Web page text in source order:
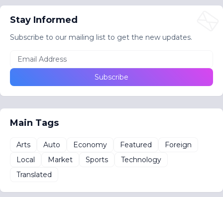
Stay Informed
Subscribe to our mailing list to get the new updates.
Main Tags
Arts Auto Economy Featured
Foreign
Local
Market Sports
Technology
Translated